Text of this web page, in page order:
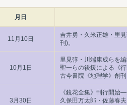
月日
11月10日
吉井勇・久米正雄・里
刊)。
10月1日
里見弴・川端康成らを
聖一らの後援による《
古今書院《地理学》創
3月30日
《鏡花全集》刊行開始
久保田万太郎・佐藤春